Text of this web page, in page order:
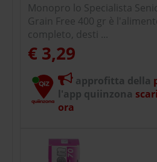
Monopro lo Specialista
Grain Free 400 gr è
completo, desti ...
€ 3,29
approfitta della
l'app quiinzona
ora